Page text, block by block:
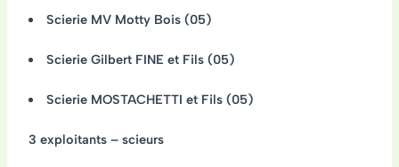
Scierie MV Motty Bois (05)
Scierie Gilbert FINE et Fils (05)
Scierie MOSTACHETTI et Fils (05)
3 exploitants – scieurs